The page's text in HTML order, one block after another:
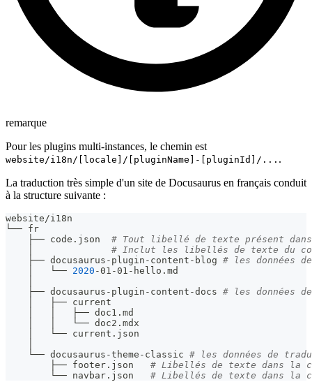
remarque
Pour les plugins multi-instances, le chemin est
website/i18n/[locale]/[pluginName]-[pluginId]/... .
La traduction très simple d'un site de Docusaurus en français conduit
à la structure suivante :
website/i18n
└── fr
    ├── code.json
# Tout libellé de texte présent
# Inclut les libellés de texte du
    ├── docusaurus-plugin-content-blog
# les données
    │   └──
2020 -01-01-hello.md
    ├── docusaurus-plugin-content-docs
# les données
    │   ├── current
    │   │   ├── doc1.md
    │   │   └── doc2.mdx
    │   └── current.json
    └── docusaurus-theme-classic
# les données de
        ├── footer.json
# Libellés de texte dans la
        └── navbar.json
# Libellés de texte dans la